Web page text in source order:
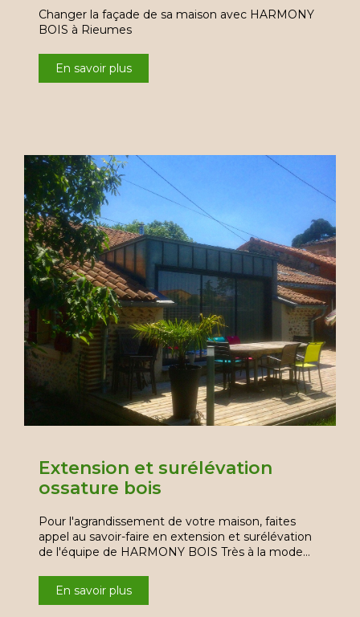
Changer la façade de sa maison avec HARMONY
BOIS à Rieumes
En savoir plus
Extension et surélévation
ossature bois
Pour l'agrandissement de votre maison, faites
appel au savoir-faire en extension et surélévation
de l'équipe de HARMONY BOIS Très à la mode…
En savoir plus